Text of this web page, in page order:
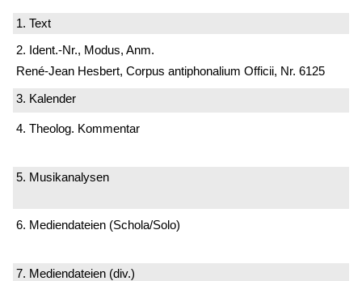
1. Text
2. Ident.-Nr., Modus, Anm.
René-Jean Hesbert, Corpus antiphonalium Officii, Nr. 6125
3. Kalender
4. Theolog. Kommentar
5. Musikanalysen
6. Mediendateien (Schola/Solo)
7. Mediendateien (div.)